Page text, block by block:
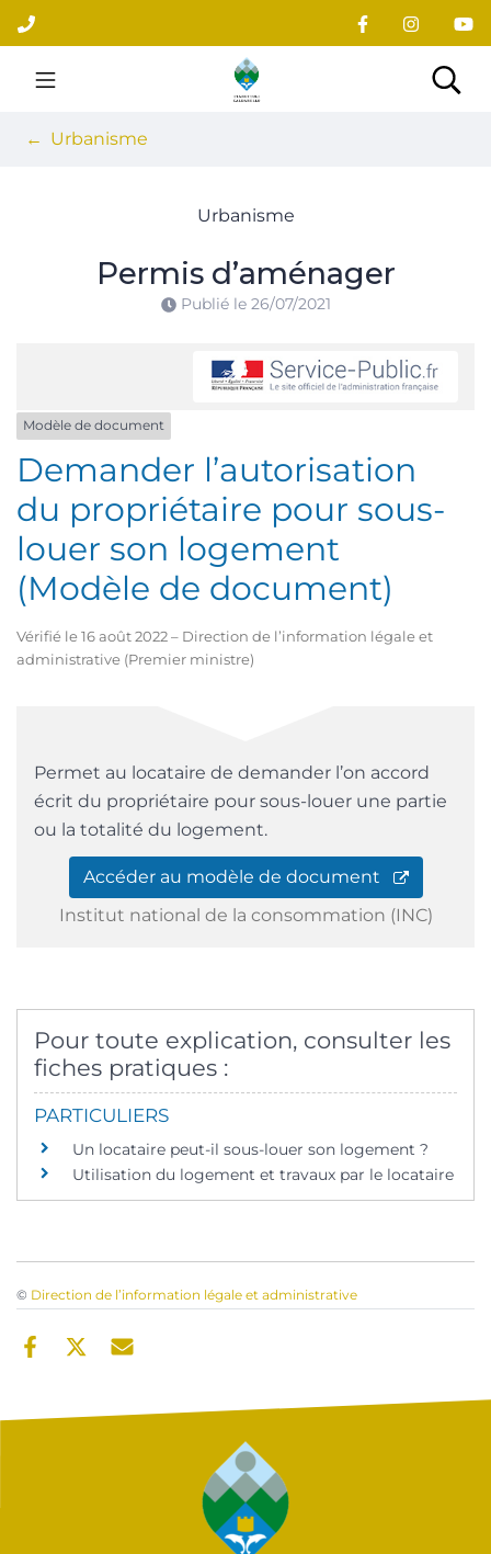
Aller
au
contenu
Site officiel du village
Urbanisme
Urbanisme
Permis d’aménager
Publié le 26/07/2021
Modèle de document
Demander l’autorisation
du propriétaire pour sous-
louer son logement
(Modèle de document)
Vérifié le 16 août 2022 – Direction de l’information légale et
administrative (Premier ministre)
Permet au locataire de demander l’on accord
écrit du propriétaire pour sous-louer une partie
ou la totalité du logement.
Accéder au modèle de document
Institut national de la consommation (INC)
Pour toute explication, consulter les
fiches pratiques :
PARTICULIERS
Un locataire peut-il sous-louer son logement ?
Utilisation du logement et travaux par le locataire
© Direction de l’information légale et administrative